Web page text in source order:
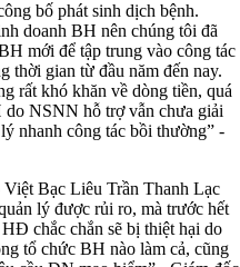
bố phát sinh dịch bệnh.
doanh BH nên chúng tôi đã
mới để tập trung vào công tác
thời gian từ đầu năm đến nay.
rất khó khăn về dòng tiền, quá
NSNN hỗ trợ vẫn chưa giải
nhanh công tác bồi thường” -
Bạc Liêu Trần Thanh Lạc
lý được rủi ro, mà trước hết
chắc chắn sẽ bị thiệt hại do
tổ chức BH nào làm cả, cũng